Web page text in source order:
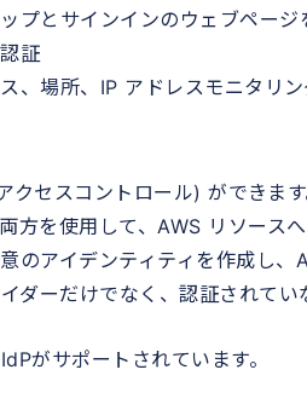
プとサインインのウェブページ
証
、場所、IP アドレスモニタリ
クセスコントロール) ができま
方を使用して、AWS リソース
のアイデンティティを作成し
ダーだけでなく、認証されてい
がサポートされています。